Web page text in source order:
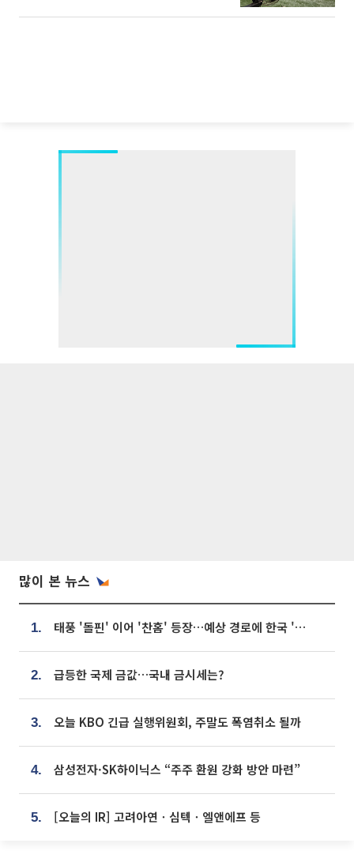
많이 본 뉴스
1. 태풍 '돌핀' 이어 '찬홈' 등장…예상 경로에 한국 '한숨'
2. 급등한 국제 금값…국내 금시세는?
3. 오늘 KBO 긴급 실행위원회, 주말도 폭염취소 될까
4. 삼성전자·SK하이닉스 “주주 환원 강화 방안 마련”
5. [오늘의 IR] 고려아연ㆍ심텍ㆍ엘앤에프 등